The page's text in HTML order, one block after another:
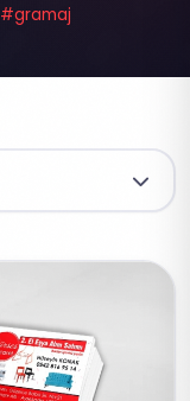
#gramaj